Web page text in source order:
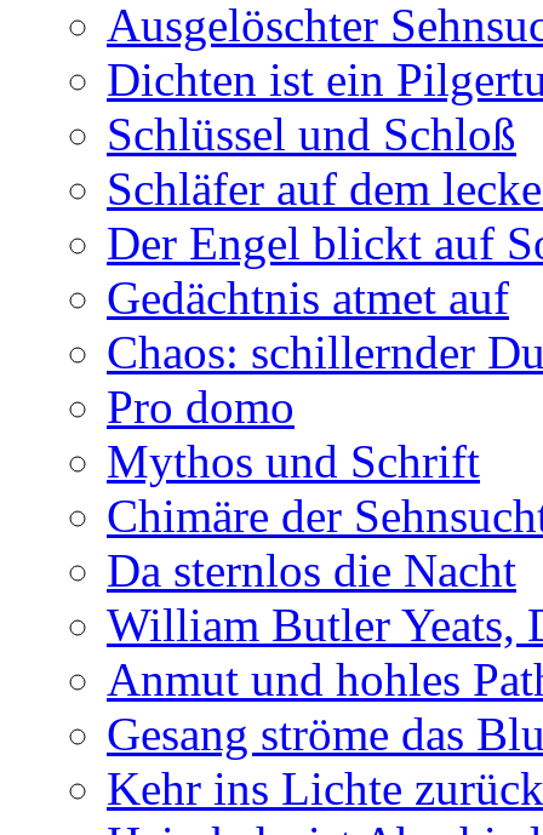
Ausgelöschter
Dichten ist ein
Schlüssel und Schloß
Schläfer auf dem
Der Engel blickt auf
Gedächtnis atmet auf
Chaos: schillernder
Pro domo
Mythos und Schrift
Chimäre der
Da sternlos die Nacht
William Butler Yeats,
Anmut und hohles
Gesang ströme das
Kehr ins Lichte zurück